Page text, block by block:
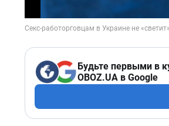
Будьте первыми в
OBOZ.UA в Google